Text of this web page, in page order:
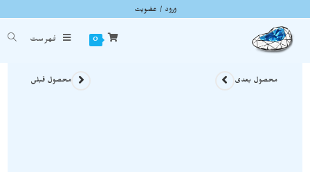
ورود / عضویت
0 فهرست شما اینجا هستید شبق یا کهربای سیاه نمونه استثنایی آذربایجان S1138
محصول قبلی محصول بعدی